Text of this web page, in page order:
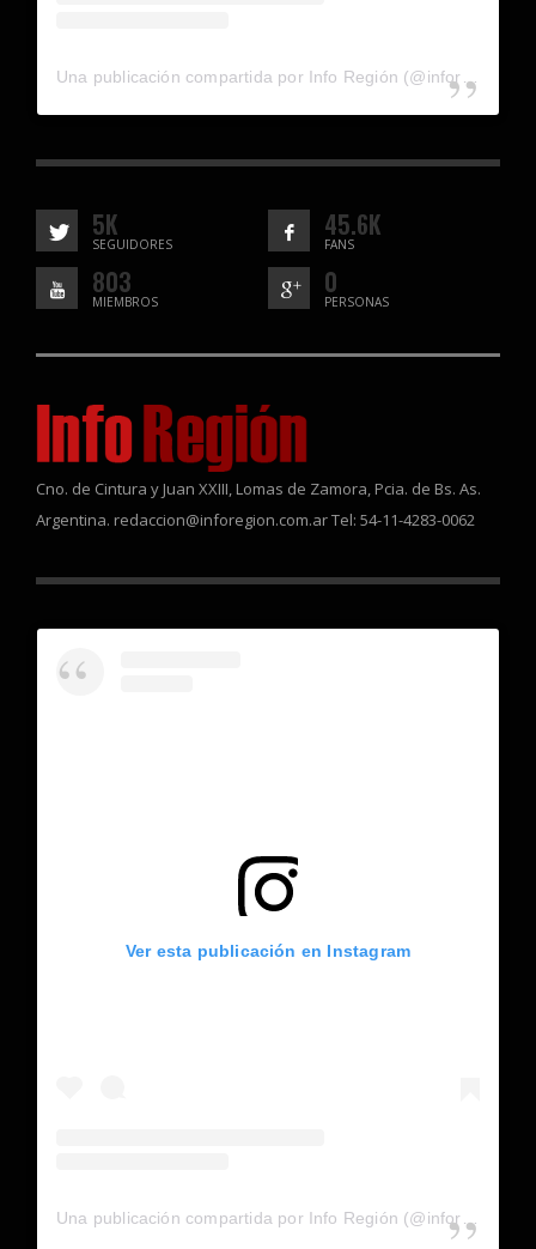
5K
SEGUIDORES
45.6K
FANS
803
MIEMBROS
0
PERSONAS
Cno. de Cintura y Juan XXIII, Lomas de Zamora, Pcia. de Bs. As.
Argentina. redaccion@inforegion.com.ar Tel: 54-11-4283-0062
Ver esta publicación en Instagram